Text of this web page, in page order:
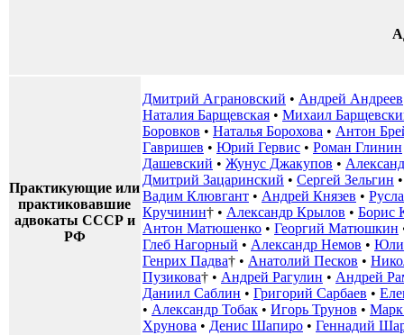
Практикующие или
практиковавшие
адвокаты СССР и
РФ
Дмитрий Аграновский • Андрей Андреев
Наталия Барщевская • Михаил
Боровков • Наталья Борохова • Антон
Гавришев • Юрий Гервис • Роман Глинин
Дашевский • Жунус Джакупов •
Дмитрий Зацаринский • Сергей Зельгин
Вадим Клювгант • Андрей Князев •
Кручинин† • Александр Крылов • Борис
Антон Матюшенко • Георгий Матюшкин
Глеб Нагорный • Александр Немов •
Генрих Падва† • Анатолий Песков •
Пузикова† • Андрей Рагулин • Андрей
Даниил Саблин • Григорий Сарбаев •
• Александр Тобак • Игорь Трунов •
Хрунова • Денис Шапиро • Геннадий